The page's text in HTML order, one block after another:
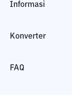
Informasi
Konverter
FAQ